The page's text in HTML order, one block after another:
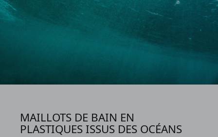
MAILLOTS DE BAIN EN
PLASTIQUES ISSUS DES OCÉANS